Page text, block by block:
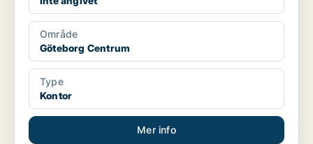
Område
Göteborg Centrum
Type
Kontor
Mer info